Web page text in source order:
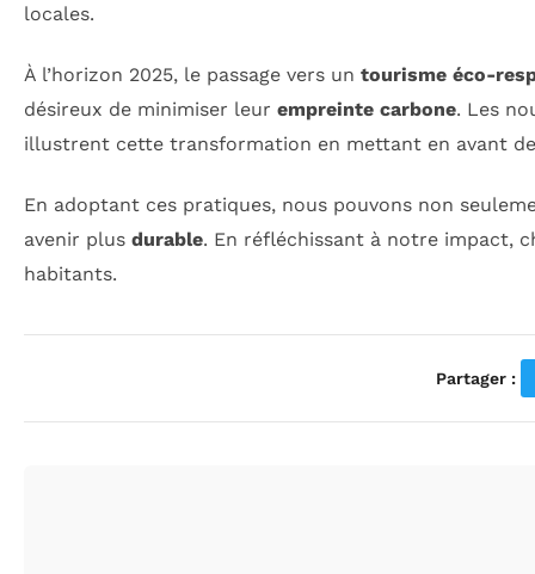
locales.
À l’horizon 2025, le passage vers un tourisme éco-
désireux de minimiser leur empreinte carbone. Les
illustrent cette transformation en mettant en avant
En adoptant ces pratiques, nous pouvons non
avenir plus durable. En réfléchissant à notre impact,
habitants.
Partager :